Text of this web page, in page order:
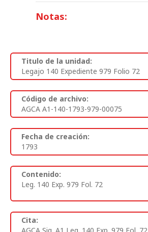
Notas:
Titulo de la unidad:
Legajo 140 Expediente 979 Folio 72
Código de archivo:
AGCA A1-140-1793-979-00075
Fecha de creación:
1793
Contenido:
Leg. 140 Exp. 979 Fol. 72
Cita: